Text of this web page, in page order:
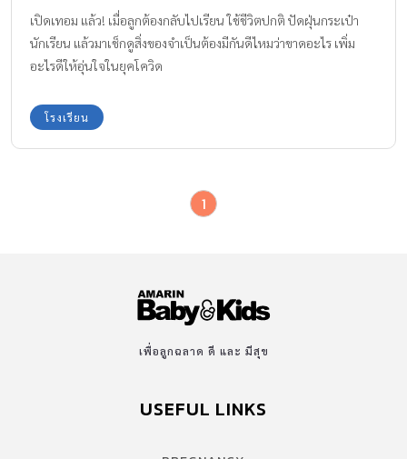
เปิดเทอม แล้ว! เมื่อลูกต้องกลับไปเรียน ใช้ชีวิตปกติ ปัดฝุ่นกระเป๋า
นักเรียน แล้วมาเช็กดูสิ่งของจำเป็นต้องมีกันดีไหมว่าขาดอะไร เพิ่ม
อะไรดีให้อุ่นใจในยุคโควิด
โรงเรียน
1
เพื่อลูกฉลาด ดี และ มีสุข
USEFUL LINKS